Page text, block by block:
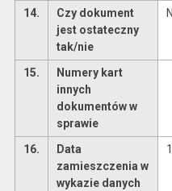
14.
Czy dokument
jest ostateczny
tak/nie
15.
Numery kart
innych
dokumentów w
sprawie
16.
Data
zamieszczenia w
wykazie danych